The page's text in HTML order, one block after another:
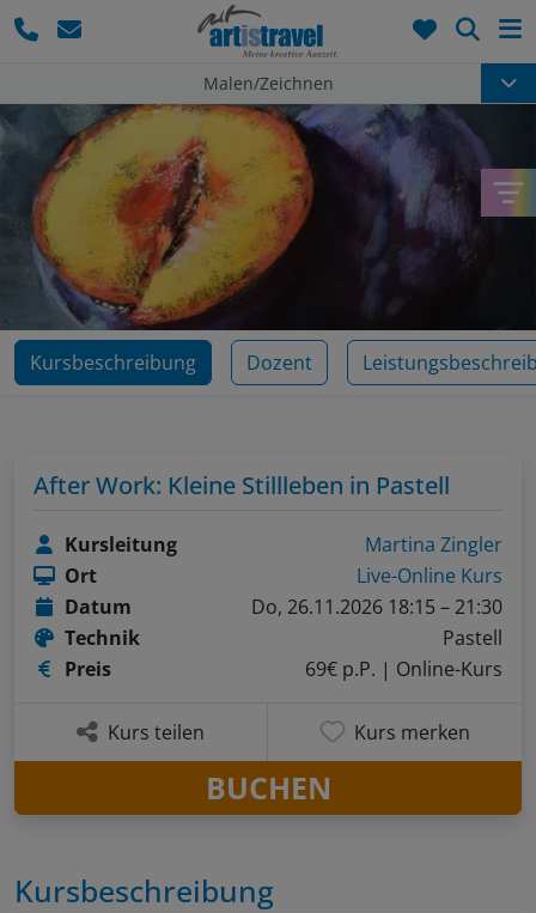
Malen/Zeichnen
Kursbeschreibung Dozent
Kursbeschreibung
After Work: Kleine Stillleben in Pastell
Kursleitung
Martina Zingler
Ort
Live-Online Kurs
Datum
Do, 26.11.2026 18:15 – 21:30
Technik
Pastell
Preis
69€ p.P. | Online-Kurs
Kurs teilen Kurs merken
BUCHEN